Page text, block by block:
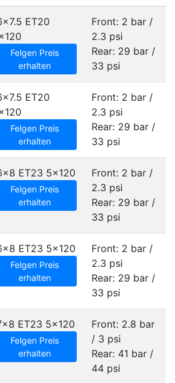
ET20
Felgen Preis
erhalten
Front: 2 bar /
2.3 psi
Rear: 29 bar /
33 psi
ET20
Felgen Preis
erhalten
Front: 2 bar /
2.3 psi
Rear: 29 bar /
33 psi
ET23 5x120
Felgen Preis
erhalten
Front: 2 bar /
2.3 psi
Rear: 29 bar /
33 psi
ET23 5x120
Felgen Preis
erhalten
Front: 2 bar /
2.3 psi
Rear: 29 bar /
33 psi
ET23 5x120
Felgen Preis
erhalten
Front: 2.8 bar
/ 3 psi
Rear: 41 bar /
44 psi